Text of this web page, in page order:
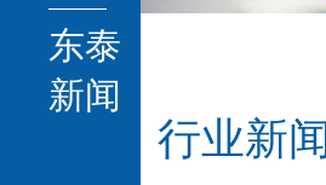
东泰
新闻
行业新闻